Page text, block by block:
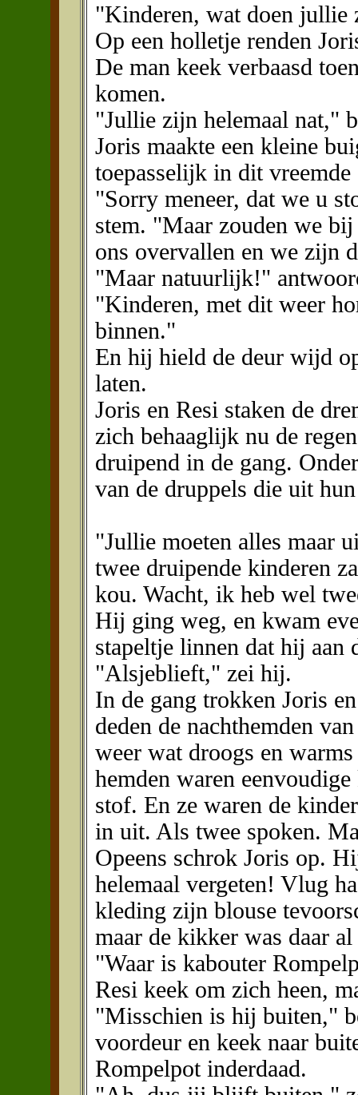
"Kinderen, wat doen jullie
Op een holletje renden
De man keek verbaasd
komen.
"Jullie zijn helemaal nat,"
Joris maakte een kleine
toepasselijk in dit
"Sorry meneer, dat we u
stem. "Maar zouden we
ons overvallen en we zijn
"Maar natuurlijk!"
"Kinderen, met dit weer
binnen."
En hij hield de deur wijd
laten.
Joris en Resi staken de
zich behaaglijk nu de
druipend in de gang.
van de druppels die uit
"Jullie moeten alles maar
twee druipende kinderen
kou. Wacht, ik heb wel
Hij ging weg, en kwam
stapeltje linnen dat hij aan
"Alsjeblieft," zei hij.
In de gang trokken Joris
deden de nachthemden
weer wat droogs en
hemden waren
stof. En ze waren de
in uit. Als twee spoken.
Opeens schrok Joris op.
helemaal vergeten! Vlug
kleding zijn blouse
maar de kikker was daar al
"Waar is kabouter
Resi keek om zich heen,
"Misschien is hij buiten,"
voordeur en keek naar
Rompelpot inderdaad.